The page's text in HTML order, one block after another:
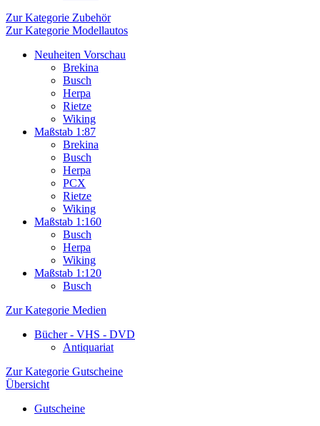
Zur Kategorie Zubehör
Zur Kategorie Modellautos
Neuheiten Vorschau
Brekina
Busch
Herpa
Rietze
Wiking
Maßstab 1:87
Brekina
Busch
Herpa
PCX
Rietze
Wiking
Maßstab 1:160
Busch
Herpa
Wiking
Maßstab 1:120
Busch
Zur Kategorie Medien
Bücher - VHS - DVD
Antiquariat
Zur Kategorie Gutscheine
Übersicht
Gutscheine